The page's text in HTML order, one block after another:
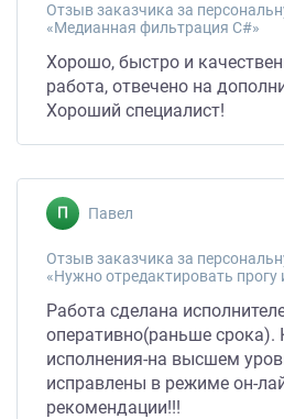
Отзыв заказчика за
«Медианная фильтрация C#»
Хорошо, быстро и
работа, отвечено на
Хороший специалист!
павел
Отзыв заказчика за
Работа сделана
оперативно(раньше срока).
исполнения-на высшем
исправлены в режиме он-
рекомендации!!!